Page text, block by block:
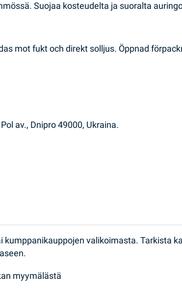
Suojaa kosteudelta ja suoralta
mot fukt och direkt solljus. Öppnad
av., Dnipro 49000, Ukraina.
kumppanikauppojen valikoimasta. Tarkista
myymälästä